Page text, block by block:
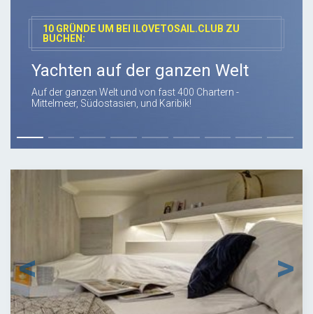
10 GRÜNDE UM BEI ILOVETOSAIL.CLUB ZU
BUCHEN:
Yachten auf der ganzen Welt
Auf der ganzen Welt und von fast 400 Chartern -
Mittelmeer, Südostasien, und Karibik!